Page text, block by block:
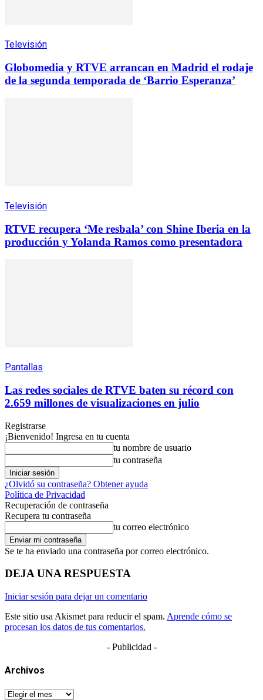
Televisión
Globomedia y RTVE arrancan en Madrid el rodaje
de la segunda temporada de ‘Barrio Esperanza’
Televisión
RTVE recupera ‘Me resbala’ con Shine Iberia en la
producción y Yolanda Ramos como presentadora
Pantallas
Las redes sociales de RTVE baten su récord con
2.659 millones de visualizaciones en julio
Registrarse
¡Bienvenido! Ingresa en tu cuenta
tu nombre de usuario
tu contraseña
¿Olvidó su contraseña? Obtener ayuda
Política de Privacidad
Recuperación de contraseña
Recupera tu contraseña
tu correo electrónico
Se te ha enviado una contraseña por correo electrónico.
DEJA UNA RESPUESTA
Iniciar sesión para dejar un comentario
Este sitio usa Akismet para reducir el spam. Aprende cómo se
procesan los datos de tus comentarios.
- Publicidad -
Archivos
Archivos